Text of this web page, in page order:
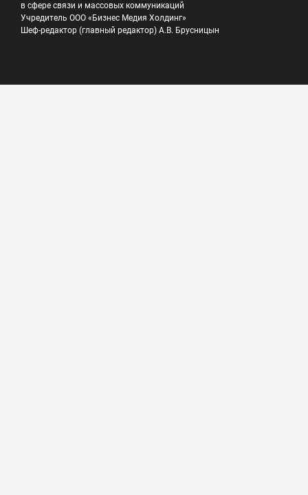
в сфере связи и массовых коммуникаций
Учредитель ООО «Бизнес Медия Холдинг»
Шеф-редактор (главный редактор) А.В. Брусницын